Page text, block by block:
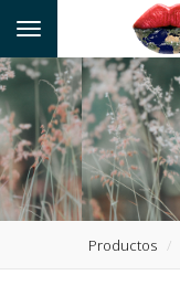
Toggle navigation
Productos